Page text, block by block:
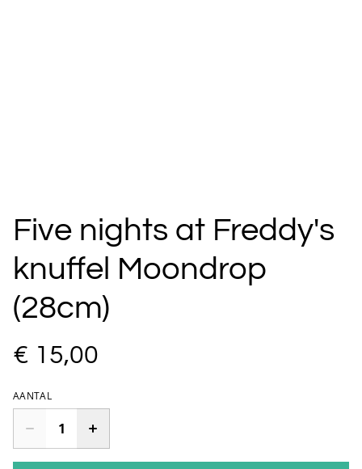
Five nights at Freddy's
knuffel Moondrop
(28cm)
€ 15,00
AANTAL